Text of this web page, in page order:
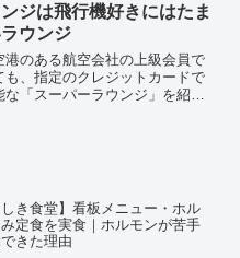
ジは飛行機好きにはたま
ウンジ
港のある航空会社の上級会員で
も、指定のクレジットカードで
な「スーパーラウンジ」を紹介
しき食堂】看板メニュー・ホル
定食を実食｜ホルモンが苦手
きた理由